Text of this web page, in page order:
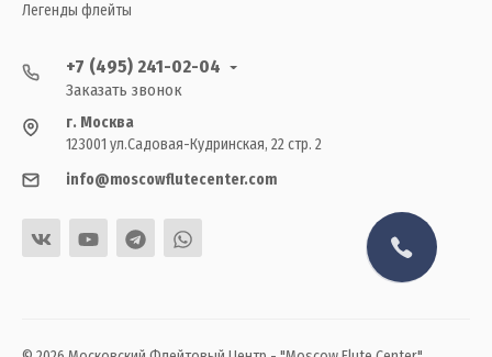
Легенды флейты
+7 (495) 241-02-04
Заказать звонок
г. Москва
123001 ул.Садовая-Кудринская, 22 стр. 2
info@moscowflutecenter.com